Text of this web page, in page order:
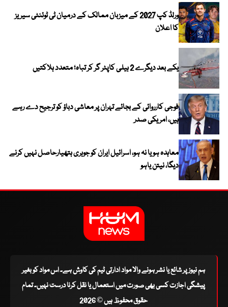
ورلڈ کپ 2027 کے میزبان ممالک کے درمیان ٹی ٹوئنٹی سیریز
کا اعلان
یکے بعد دیگرے 2 ہیلی کاپٹر گر کر تباہ؛ متعدد ہلاکتیں
فوجی کارروائی کے بجائے تہران پر معاشی دباؤ کو ترجیح دے رہے
ہیں، امریکی صدر
معاہدہ ہو یا نہ ہو، اسرائیل ایران کو جوہری ہتھیارحاصل نہیں کرنے
دیگا، نیتن یاہو
ہم نیوز پر شائع یا نشر ہونے والا مواد ادارتی ٹیم کی کاوش ہے۔ اس مواد کو بغیر
پیشگی اجازت کسی بھی صورت میں استعمال یا نقل کرنا درست نہیں۔ تمام
حقوق محفوظ ہیں © 2026